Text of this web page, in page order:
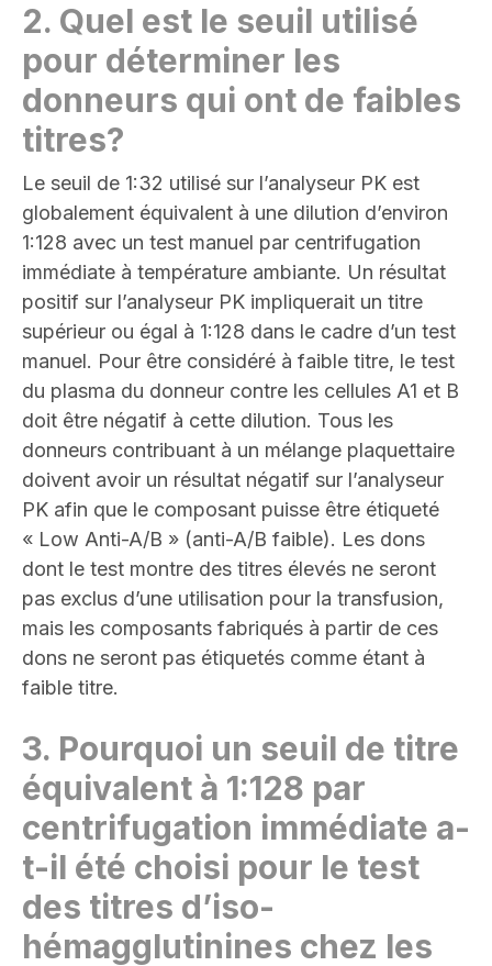
2. Quel est le seuil utilisé
pour déterminer les
donneurs qui ont de faibles
titres?
Le seuil de 1:32 utilisé sur l’analyseur PK est
globalement équivalent à une dilution d’environ
1:128 avec un test manuel par centrifugation
immédiate à température ambiante. Un résultat
positif sur l’analyseur PK impliquerait un titre
supérieur ou égal à 1:128 dans le cadre d’un test
manuel. Pour être considéré à faible titre, le test
du plasma du donneur contre les cellules A1 et B
doit être négatif à cette dilution. Tous les
donneurs contribuant à un mélange plaquettaire
doivent avoir un résultat négatif sur l’analyseur
PK afin que le composant puisse être étiqueté
« Low Anti-A/B » (anti-A/B faible). Les dons
dont le test montre des titres élevés ne seront
pas exclus d’une utilisation pour la transfusion,
mais les composants fabriqués à partir de ces
dons ne seront pas étiquetés comme étant à
faible titre.
3. Pourquoi un seuil de titre
équivalent à 1:128 par
centrifugation immédiate a-
t-il été choisi pour le test
des titres d’iso-
hémagglutinines chez les